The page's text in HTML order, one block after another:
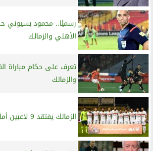
رسميًا.. محمود بسيوني
الأهلي والزمالك
تعرف على حكام مباراة
والزمالك
الزمالك يفتقد 9 لاعبين أمام الأهلي